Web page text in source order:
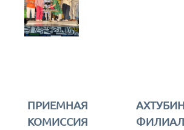
ПРИЕМНАЯ
КОМИССИЯ
ФИЛИАЛ